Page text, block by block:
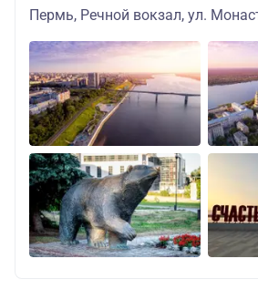
Пермь, Речной вокзал, ул.